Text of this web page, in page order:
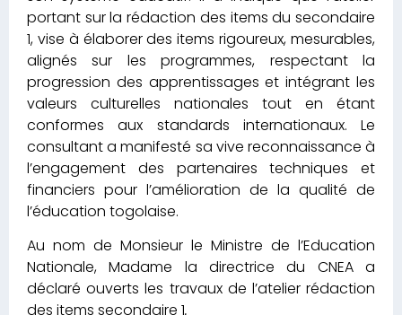
portant sur la rédaction des items du secondaire
1, vise à élaborer des items rigoureux, mesurables,
alignés sur les programmes, respectant la
progression des apprentissages et intégrant les
valeurs culturelles nationales tout en étant
conformes aux standards internationaux. Le
consultant a manifesté sa vive reconnaissance à
l’engagement des partenaires techniques et
financiers pour l’amélioration de la qualité de
l’éducation togolaise.
Au nom de Monsieur le Ministre de l’Education
Nationale, Madame la directrice du CNEA a
déclaré ouverts les travaux de l’atelier rédaction
des items secondaire 1.